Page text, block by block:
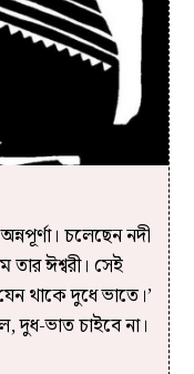
চলেছেন নদী
তার ঈশ্বরী। সেই
থাকে দুধে ভাতে।’
দুধ-ভাত চাইবে না।